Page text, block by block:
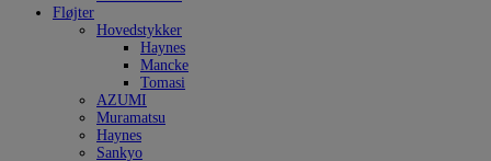
Fløjter
Hovedstykker
Haynes
Mancke
Tomasi
AZUMI
Muramatsu
Haynes
Sankyo